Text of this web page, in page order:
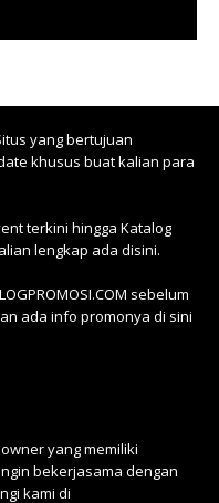
yang bertujuan
khusus buat kalian para
terkini hingga Katalog
lengkap ada disini.
sebelum
ada info promonya di sini
yang memiliki
bekerjasama dengan
kami di